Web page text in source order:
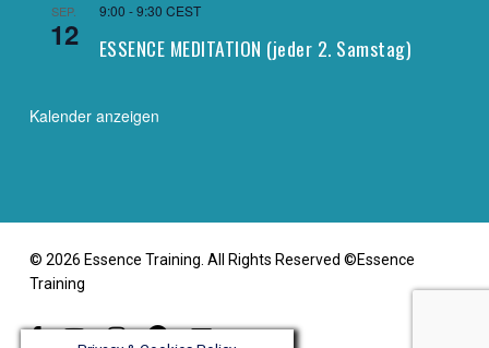
SEP.
12
9:00 -9:30 CEST
ESSENCE MEDITATION (jeder 2. Samstag)
Kalender anzeigen
© 2026 Essence Training. All Rights Reserved ©Essence
Training
facebook
youtubeinstagramtelegramemail